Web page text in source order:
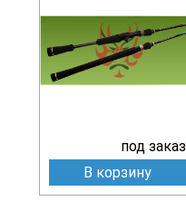
под заказ
В корзину